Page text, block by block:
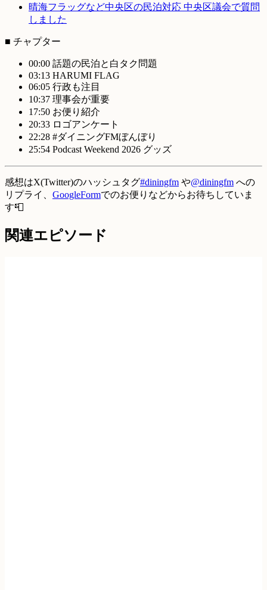
晴海フラッグなど中央区の民泊対応 中央区議会で質問
しました
■ チャプター
00:00 話題の民泊と白タク問題
03:13 HARUMI FLAG
06:05 行政も注目
10:37 理事会が重要
17:50 お便り紹介
20:33 ロゴアンケート
22:28 #ダイニングFMぼんぼり
25:54 Podcast Weekend 2026 グッズ
感想はX(Twitter)のハッシュタグ#diningfm や@diningfm への
リプライ、 GoogleFormでのお便りなどからお待ちしていま
す📮
関連エピソード